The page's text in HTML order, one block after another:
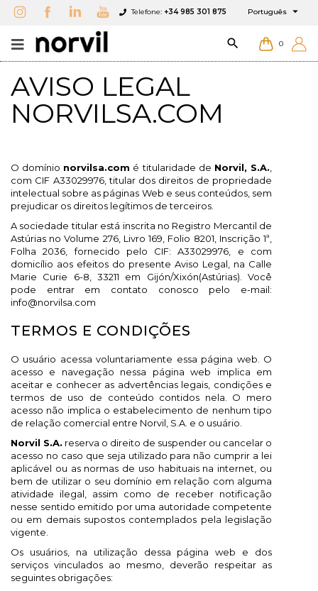
Telefone: +34 985 301 875 Português 
 0
AVISO LEGAL
NORVILSA.COM
O domínio norvilsa.com é titularidade de Norvil, S.A.
com CIF A33029976, titular dos direitos de propriedade
intelectual sobre as páginas Web e seus conteúdos, sem
prejudicar os direitos legítimos de terceiros.
A sociedade titular está inscrita no Registro Mercantil de
Astúrias no Volume 276, Livro 169, Folio 8201, Inscrição 1ª,
Folha 2036, fornecido pelo CIF: A33029976, e com
domicílio aos efeitos do presente Aviso Legal, na Calle
Marie Curie 6-8, 33211 em Gijón/Xixón(Astúrias). Você
pode entrar em contato conosco pelo e-mail:
info@norvilsa.com
TERMOS E CONDIÇÕES
O usuário acessa voluntariamente essa página web. O
acesso e navegação nessa página web implica em
aceitar e conhecer as advertências legais, condições e
termos de uso de conteúdo contidos nela. O mero
acesso não implica o estabelecimento de nenhum tipo
de relação comercial entre Norvil, S.A. e o usuário.
Norvil S.A. reserva o direito de suspender ou cancelar o
acesso no caso que seja utilizado para não cumprir a lei
aplicável ou as normas de uso habituais na internet, ou
bem de utilizar o seu domínio em relação com alguma
atividade ilegal, assim como de receber notificação
nesse sentido emitido por uma autoridade competente
ou em demais supostos contemplados pela legislação
vigente.
Os usuários, na utilização dessa página web e dos
serviços vinculados ao mesmo, deverão respeitar as
seguintes obrigações:
Add to wishlist
add_circle_outline Create new list
((modalTitle))
((confirmMessage))
((cancelText)) ((modalDeleteText))
Create wishlist
Wishlist name
Sign in
You need to be logged in to save products in your
wishlist.
Cancel